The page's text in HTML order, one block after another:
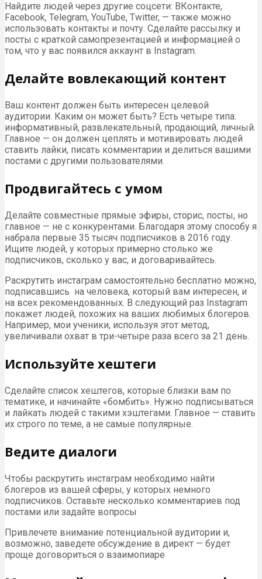
Найдите людей через другие соцсети: ВКонтакте,
Facebook, Telegram, YouTube, Twitter, — также можно
использовать контакты и почту. Сделайте рассылку и
посты с краткой самопрезентацией и информацией о
том, что у вас появился аккаунт в Instagram.
Делайте вовлекающий контент
Ваш контент должен быть интересен целевой
аудитории. Каким он может быть? Есть четыре типа:
информативный, развлекательный, продающий, личный.
Главное — он должен цеплять и мотивировать людей
ставить лайки, писать комментарии и делиться вашими
постами с другими пользователями.
Продвигайтесь с умом
Делайте совместные прямые эфиры, сторис, посты, но
главное — не с конкурентами. Благодаря этому способу я
набрала первые 35 тысяч подписчиков в 2016 году.
Ищите людей, у которых примерно столько же
подписчиков, сколько у вас, и договаривайтесь.
Раскрутить инстаграм самостоятельно бесплатно можно,
подписавшись на человека, который вам интересен, и
на всех рекомендованных. В следующий раз Instagram
покажет людей, похожих на ваших любимых блогеров.
Например, мои ученики, используя этот метод,
увеличивали охват в три-четыре раза всего за 21 день.
Используйте хештеги
Сделайте список хештегов, которые близки вам по
тематике, и начинайте «бомбить». Нужно подписываться
и лайкать людей с такими хэштегами. Главное — ставить
их строго по теме, а не самые популярные.
Ведите диалоги
Чтобы раскрутить инстаграм необходимо найти
блогеров из вашей сферы, у которых немного
подписчиков. Оставьте несколько комментариев под
постами или задайте вопросы
Привлечете внимание потенциальной аудитории и,
возможно, заведете обсуждение в директ — будет
проще договориться о взаимопиаре